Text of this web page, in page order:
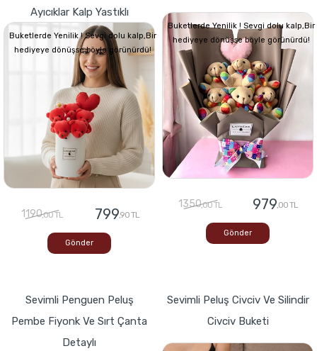
Ayıcıklar Kalp Yastıklı
Buketlerde Yenilik ! Sevgi dolu kalp,Bir
hediyeye dönüşse böyle görünürdü!
1190,00 TL 799,90 TL
Gönder
Buketlerde Yenilik ! Sevgi dolu kalp,Bir
hediyeye dönüşse böyle görünürdü!
1350,00 TL 979,00 TL
Gönder
Sevimli Penguen Peluş
Pembe Fiyonk Ve Sırt Çanta
Detaylı
Sevimli Peluş Civciv Ve Silindir
Civciv Buketi